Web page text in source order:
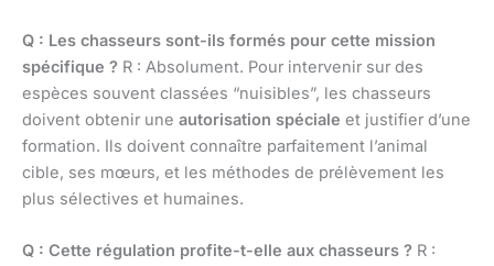
Q : Les chasseurs sont-ils formés pour cette mission
spécifique ? R : Absolument. Pour intervenir sur des
espèces souvent classées “nuisibles”, les chasseurs
doivent obtenir une autorisation spéciale et justifier d’une
formation. Ils doivent connaître parfaitement l’animal
cible, ses mœurs, et les méthodes de prélèvement les
plus sélectives et humaines.
Q : Cette régulation profite-t-elle aux chasseurs ? R :